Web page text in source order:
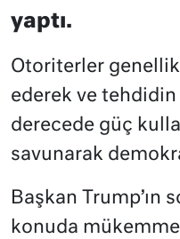
yaptı.
Otoriterler
ederek ve tehdidin
derecede güç
savunarak
Başkan Trump’ın
konuda